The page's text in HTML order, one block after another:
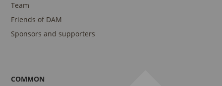
Team
Friends of DAM
Sponsors and supporters
COMMON